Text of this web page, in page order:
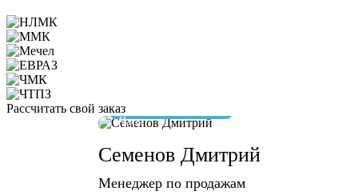
Рассчитать свой заказ
Семенов Дмитрий
Менеджер по продажам